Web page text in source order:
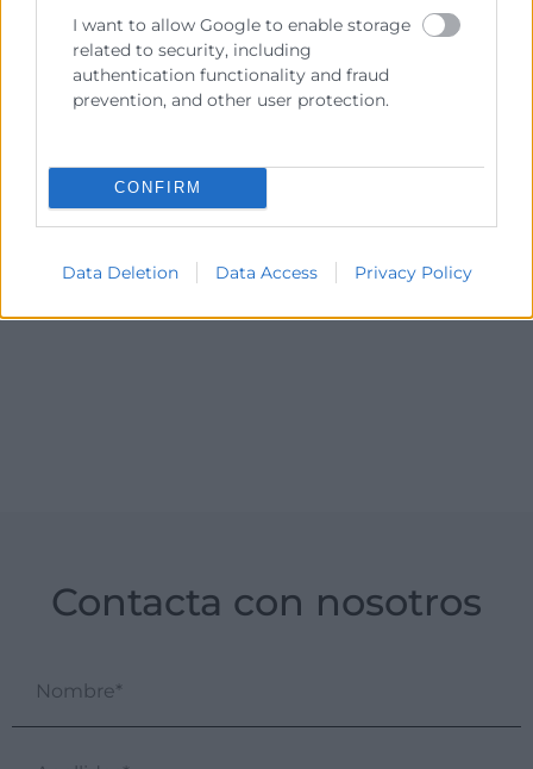
I want to allow Google to enable storage
related to security, including
authentication functionality and fraud
prevention, and other user protection.
CONFIRM
Data Deletion Data Access Privacy Policy
Consulta tu crédito
formativo
Contacta con nosotros